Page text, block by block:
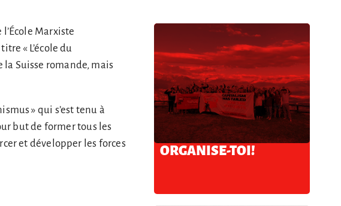
Marxiste
« L’école du
la Suisse romande, mais
» qui s’est tenu à
but de former tous les
et développer les forces
ORGANISE-TOI!